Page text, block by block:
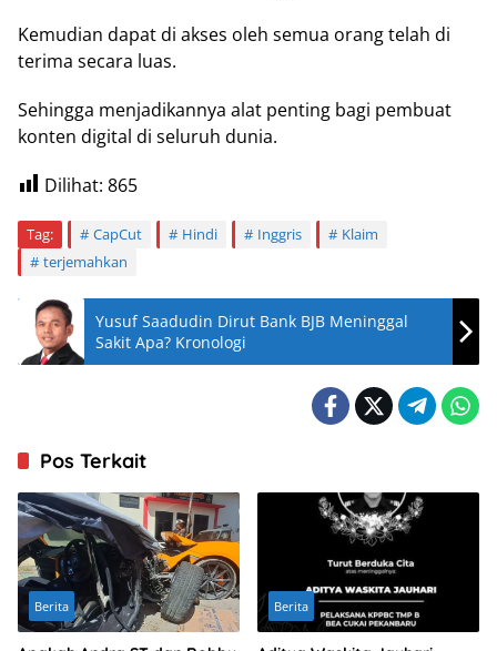
Kemudian dapat di akses oleh semua orang telah di
terima secara luas.
Sehingga menjadikannya alat penting bagi pembuat
konten digital di seluruh dunia.
Dilihat: 865
Tag: CapCut Hindi Inggris
Klaim
terjemahkan
Yusuf Saadudin Dirut Bank BJB Meninggal
Sakit Apa? Kronologi
Pos Terkait
Berita Berita